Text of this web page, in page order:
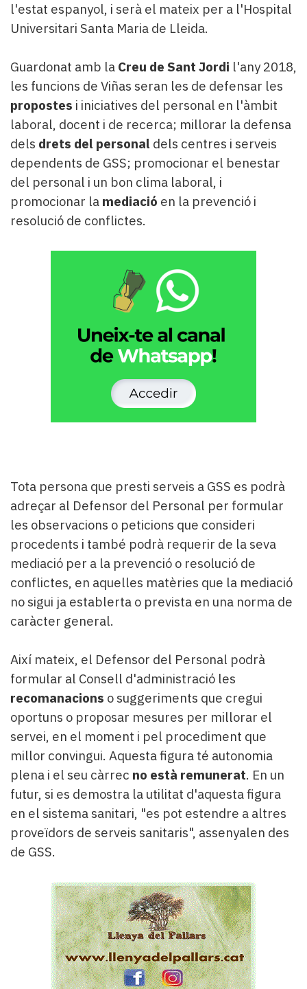
l'estat espanyol, i serà el mateix per a l'Hospital
Universitari Santa Maria de Lleida.
Guardonat amb la Creu de Sant Jordi l'any 2018,
les funcions de Viñas seran les de defensar les
propostes i iniciatives del personal en l'àmbit
laboral, docent i de recerca; millorar la defensa
dels drets del personal dels centres i serveis
dependents de GSS; promocionar el benestar
del personal i un bon clima laboral, i
promocionar la mediació en la prevenció i
resolució de conflictes.
Tota persona que presti serveis a GSS es podrà
adreçar al Defensor del Personal per formular
les observacions o peticions que consideri
procedents i també podrà requerir de la seva
mediació per a la prevenció o resolució de
conflictes, en aquelles matèries que la mediació
no sigui ja establerta o prevista en una norma de
caràcter general.
Així mateix, el Defensor del Personal podrà
formular al Consell d'administració les
recomanacions o suggeriments que cregui
oportuns o proposar mesures per millorar el
servei, en el moment i pel procediment que
millor convingui. Aquesta figura té autonomia
plena i el seu càrrec no està remunerat. En un
futur, si es demostra la utilitat d'aquesta figura
en el sistema sanitari, "es pot estendre a altres
proveïdors de serveis sanitaris", assenyalen des
de GSS.